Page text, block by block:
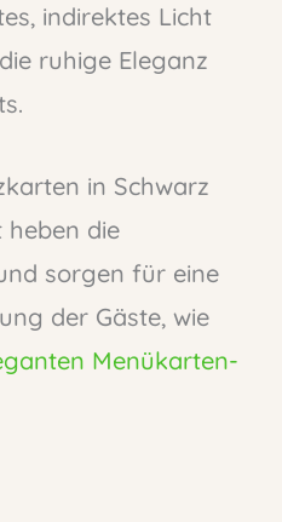
indirektes Licht
ruhige Eleganz
in Schwarz
die
sorgen für eine
der Gäste, wie
Menükarten-